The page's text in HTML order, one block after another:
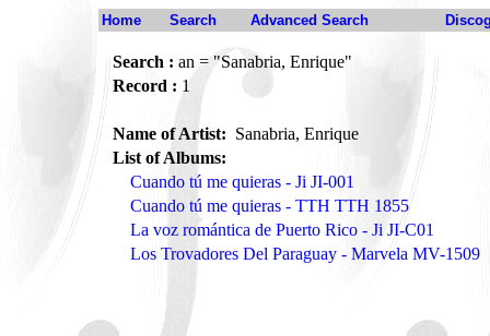
Home Search Advanced Search
Search : an = "Sanabria, Enrique"
Record : 1
Name of Artist: Sanabria, Enrique
List of Albums:
Cuando tú me quieras - Ji JI-001
Cuando tú me quieras - TTH TTH 1855
La voz romántica de Puerto Rico - Ji JI-C01
Los Trovadores Del Paraguay - Marvela MV-1509